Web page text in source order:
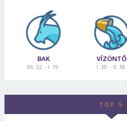
BAK
XII. 22. - I. 19.
VÍZÖNTŐ
I. 20. - II. 18.
TOP 5